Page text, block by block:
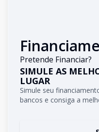
Pretende Financiar?
SIMULE AS
LUGAR
Simule seu
bancos e consiga a